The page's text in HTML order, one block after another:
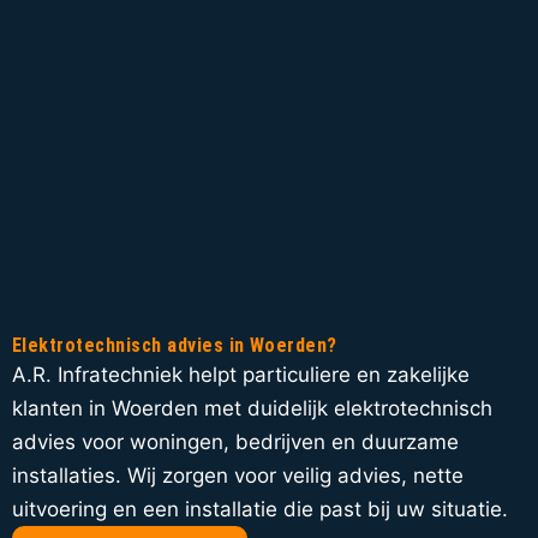
Elektrotechnisch advies in Woerden?
A.R. Infratechniek helpt particuliere en zakelijke
klanten in Woerden met duidelijk elektrotechnisch
advies voor woningen, bedrijven en duurzame
installaties. Wij zorgen voor veilig advies, nette
uitvoering en een installatie die past bij uw situatie.